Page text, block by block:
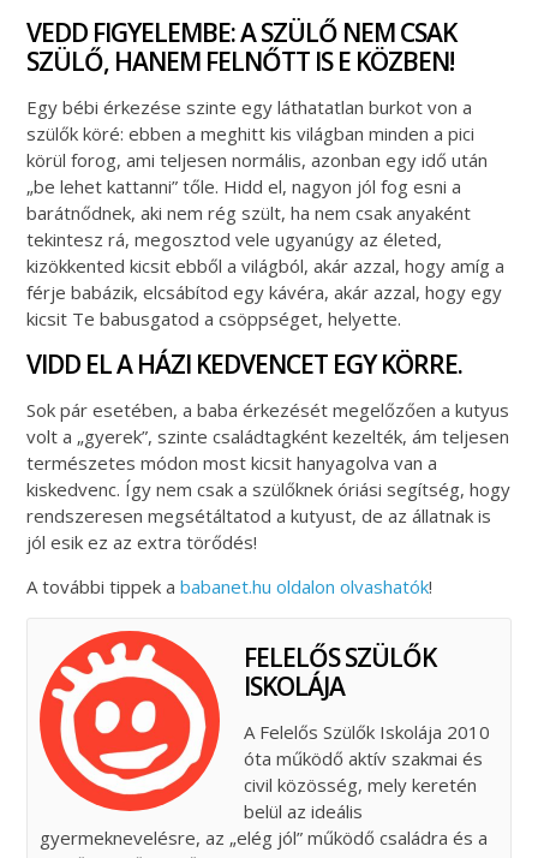
VEDD FIGYELEMBE: A SZÜLŐ NEM CSAK
SZÜLŐ, HANEM FELNŐTT IS E KÖZBEN!
Egy bébi érkezése szinte egy láthatatlan burkot von a
szülők köré: ebben a meghitt kis világban minden a pici
körül forog, ami teljesen normális, azonban egy idő után
„be lehet kattanni” tőle. Hidd el, nagyon jól fog esni a
barátnődnek, aki nem rég szült, ha nem csak anyaként
tekintesz rá, megosztod vele ugyanúgy az életed,
kizökkented kicsit ebből a világból, akár azzal, hogy amíg a
férje babázik, elcsábítod egy kávéra, akár azzal, hogy egy
kicsit Te babusgatod a csöppséget, helyette.
VIDD EL A HÁZI KEDVENCET EGY KÖRRE.
Sok pár esetében, a baba érkezését megelőzően a kutyus
volt a „gyerek”, szinte családtagként kezelték, ám teljesen
természetes módon most kicsit hanyagolva van a
kiskedvenc. Így nem csak a szülőknek óriási segítség, hogy
rendszeresen megsétáltatod a kutyust, de az állatnak is
jól esik ez az extra törődés!
A további tippek ababanet.hu oldalon olvashatók!
FELELŐS SZÜLŐK
ISKOLÁJA
A Felelős Szülők Iskolája 2010
óta működő aktív szakmai és
civil közösség, mely keretén
belül az ideális
gyermeknevelésre, az „elég jól” működő családra és a